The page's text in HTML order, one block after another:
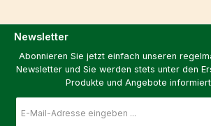
Newsletter
Abonnieren Sie jetzt einfach unseren
Newsletter und Sie werden stets unter den
Produkte und Angebote
Mail-